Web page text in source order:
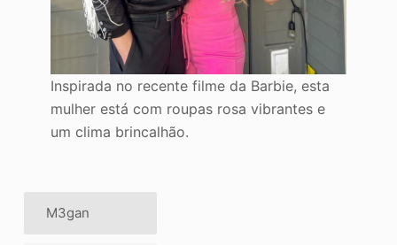
Inspirada no recente filme da Barbie, esta
mulher está com roupas rosa vibrantes e
um clima brincalhão.
M3gan